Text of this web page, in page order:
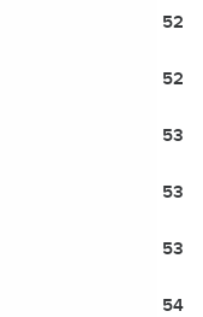
52
52
53
53
53
54